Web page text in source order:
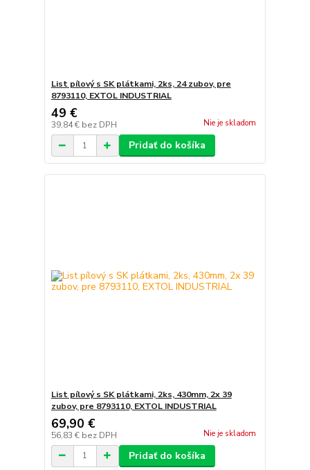
List pílový s SK plátkami, 2ks, 24 zubov, pre
8793110, EXTOL INDUSTRIAL
49 €
39,84 € bez DPH Nie je skladom
Pridať do košíka
List pílový s SK plátkami, 2ks, 430mm, 2x 39
zubov, pre 8793110, EXTOL INDUSTRIAL
69,90 €
56,83 € bez DPH Nie je skladom
Pridať do košíka